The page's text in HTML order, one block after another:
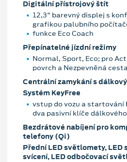
Digitální přístrojový štít
12,3" barevný displej s
grafikou palubního
funkce Eco Coach
Přepínatelné jízdní režimy
Normal, Sport, Eco; pro
povrch a Nezpevněná cesta
Centrální zamykání s
Systém KeyFree
vstup do vozu a startování
dva pasivní klíče
Bezdrátové nabíjení pro
telefony (Qi)
Přední LED světlomety, LED
svícení, LED odbočovací